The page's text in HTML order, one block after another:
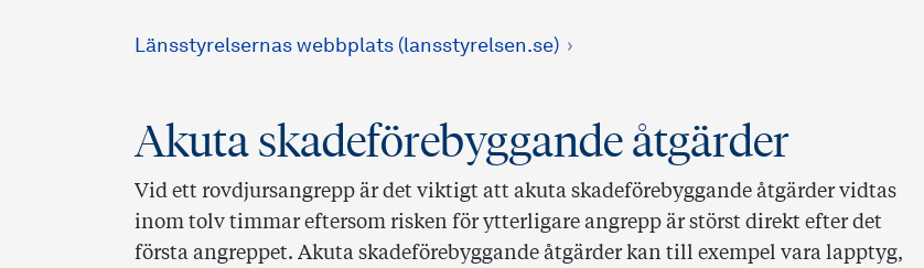
Länsstyrelsernas webbplats (lansstyrelsen.se)
Akuta skadeförebyggande åtgärder
Vid ett rovdjursangrepp är det viktigt att akuta skadeförebyggande åtgärder vidtas
inom tolv timmar eftersom risken för ytterligare angrepp är störst direkt efter det
första angreppet. Akuta skadeförebyggande åtgärder kan till exempel vara lapptyg,